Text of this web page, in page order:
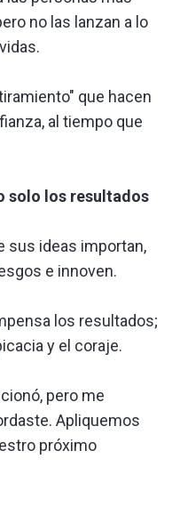
no las lanzan a lo
que hacen
al tiempo que
solo los resultados
sus ideas importan,
e innoven.
los resultados;
y el coraje.
pero me
Apliquemos
próximo